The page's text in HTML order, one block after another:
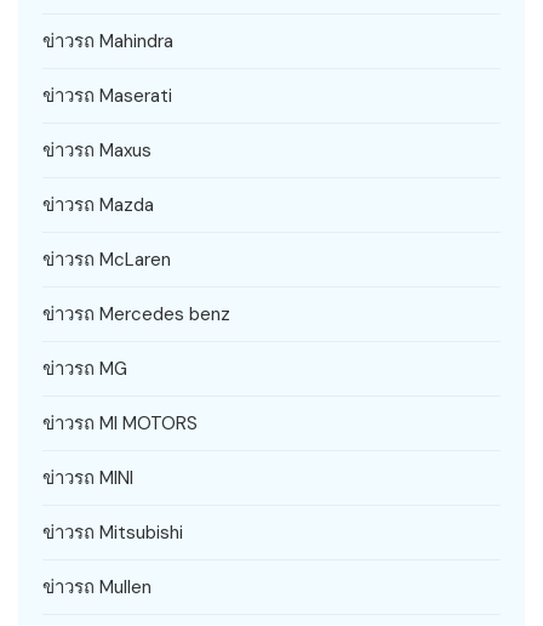
ข่าวรถ Mahindra
ข่าวรถ Maserati
ข่าวรถ Maxus
ข่าวรถ Mazda
ข่าวรถ McLaren
ข่าวรถ Mercedes benz
ข่าวรถ MG
ข่าวรถ MI MOTORS
ข่าวรถ MINI
ข่าวรถ Mitsubishi
ข่าวรถ Mullen